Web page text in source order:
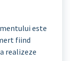
este
fiind
realizeze